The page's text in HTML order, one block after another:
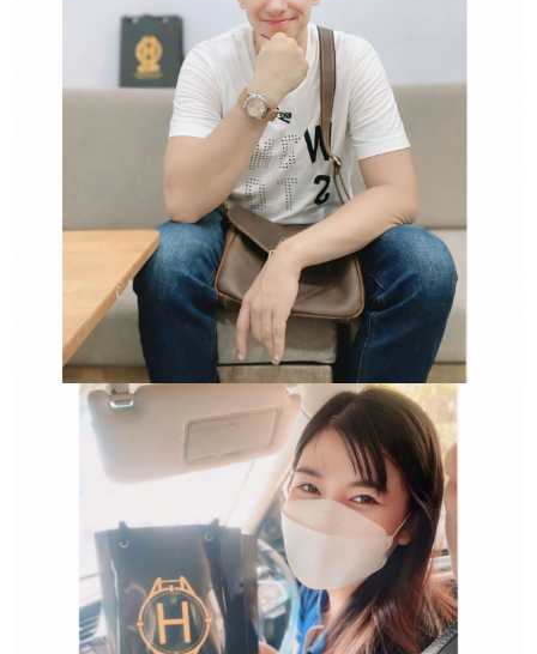
Đồng Hồ Chính Hãng
Trường hợp không chấp
nhận đổi hoặc trả sản
phẩm: